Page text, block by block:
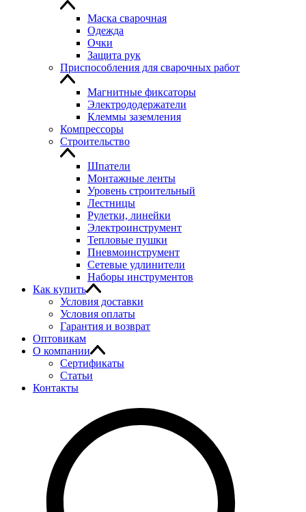
Маска сварочная
Одежда
Очки
Защита рук
Приспособления для сварочных работ
Магнитные фиксаторы
Электрододержатели
Клеммы заземления
Компрессоры
Строительство
Шпатели
Монтажные ленты
Уровень строительный
Лестницы
Рулетки, линейки
Электроинструмент
Тепловые пушки
Пневмоинструмент
Сетевые удлинители
Наборы инструментов
Как купить
Условия доставки
Условия оплаты
Гарантия и возврат
Оптовикам
О компании
Сертификаты
Статьи
Контакты